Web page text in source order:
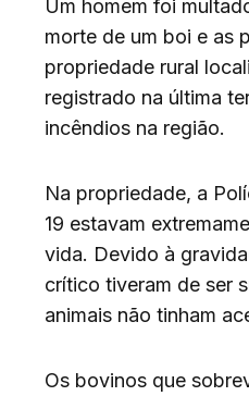
Um homem foi
morte de um boi e as
propriedade rural
registrado na última
incêndios na região.
Na propriedade, a
19 estavam
vida. Devido à
crítico tiveram de ser
animais não tinham
Os bovinos que